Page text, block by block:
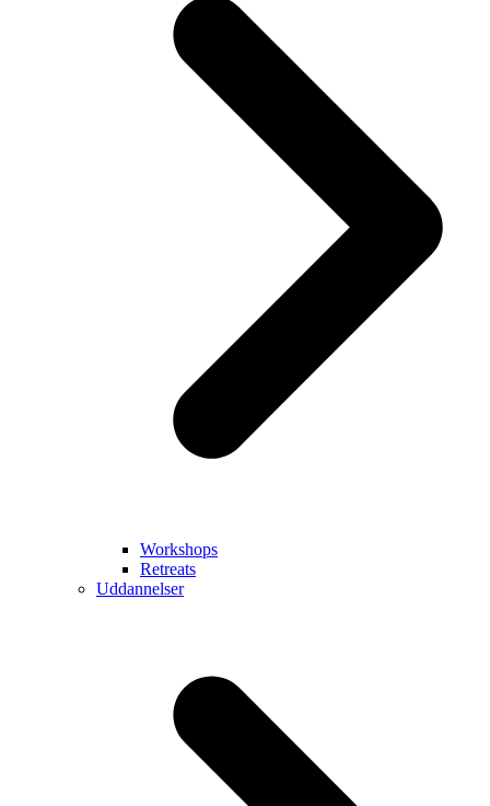
Workshops
Retreats
Uddannelser